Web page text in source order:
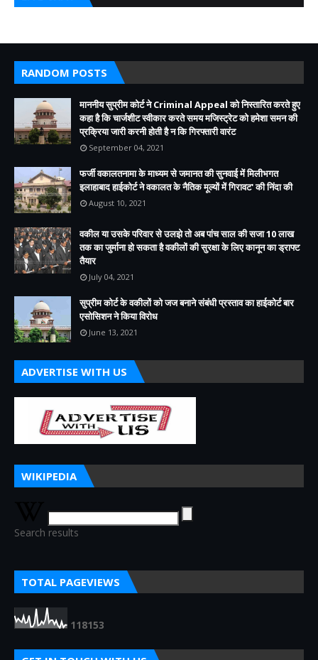
RANDOM POSTS
माननीय सुप्रीम कोर्ट ने Criminal Appeal को निस्तारित करते हुए
कहा है कि चार्जशीट स्वीकार करते समय मजिस्ट्रेट को हमेशा समन की
प्रक्रिया जारी करनी होती है न कि गिरफ्तारी वारंट
September 04, 2021
फर्जी वकालतनामा के माध्यम से जमानत की सुनवाई में मिलीभगत
इलाहाबाद हाईकोर्ट ने वकालत के नैतिक मूल्यों में गिरावट' की निंदा की
August 10, 2021
वकील या उसके परिवार से उलझे तो अब पांच साल की सजा 10 लाख
तक का जुर्माना हो सकता है वकीलों की सुरक्षा के लिए कानून का ड्राफ्ट
तैयार
July 04, 2021
सुप्रीम कोर्ट के वकीलों को जज बनाने संबंधी प्रस्ताव का हाईकोर्ट बार
एसोसिशन ने किया विरोध
June 13, 2021
ADVERTISE WITH US
WIKIPEDIA
Search results
TOTAL PAGEVIEWS
118153